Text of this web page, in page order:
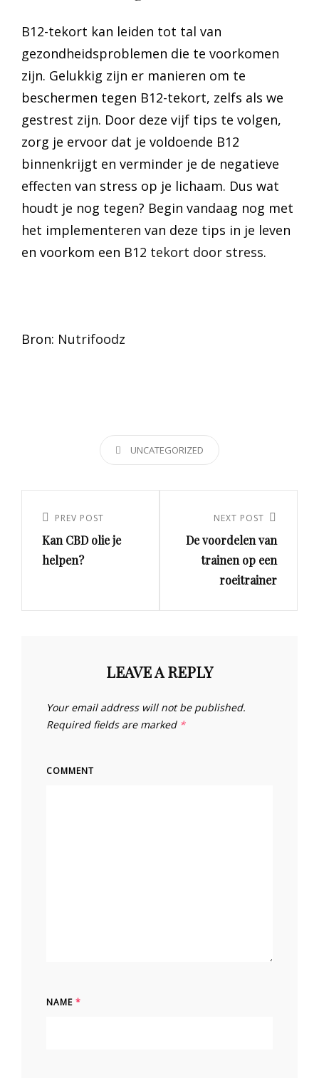
B12-tekort kan leiden tot tal van
gezondheidsproblemen die te voorkomen
zijn. Gelukkig zijn er manieren om te
beschermen tegen B12-tekort, zelfs als we
gestrest zijn. Door deze vijf tips te volgen,
zorg je ervoor dat je voldoende B12
binnenkrijgt en verminder je de negatieve
effecten van stress op je lichaam. Dus wat
houdt je nog tegen? Begin vandaag nog met
het implementeren van deze tips in je leven
en voorkom een B12 tekort door stress.
Bron: Nutrifoodz
CATEGORIES
UNCATEGORIZED
navigation
Previous
Post
PREV POST
Kan CBD olie je
helpen?
Post
NEXT POST
De voordelen van
trainen op een
roeitrainer
LEAVE A REPLY
Your email address will not be published.
Required fields are marked *
COMMENT
NAME *